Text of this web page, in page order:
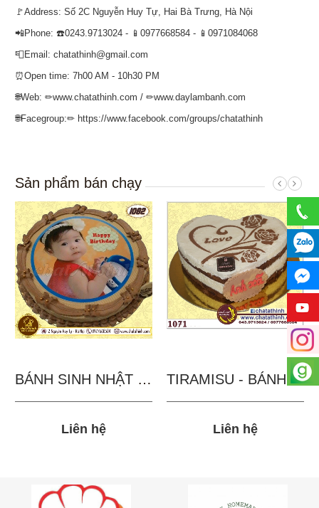
🚩Address: Số 2C Nguyễn Huy Tự, Hai Bà Trưng, Hà Nội
📲Phone: ☎️0243.9713024 - 📱0977668584 - 📱0971084068
📮Email: chatathinh@gmail.com
⏰Open time: 7h00 AM - 10h30 PM
🌐Web: ✏www.chatathinh.com / ✏www.daylambanh.com
🌐Facegroup:✏ https://www.facebook.com/groups/chatathinh
Sản phẩm bán chạy
BÁNH SINH NHẬT IN...
Liên hệ
TIRAMISU - BÁNH TẶNG...
Liên hệ